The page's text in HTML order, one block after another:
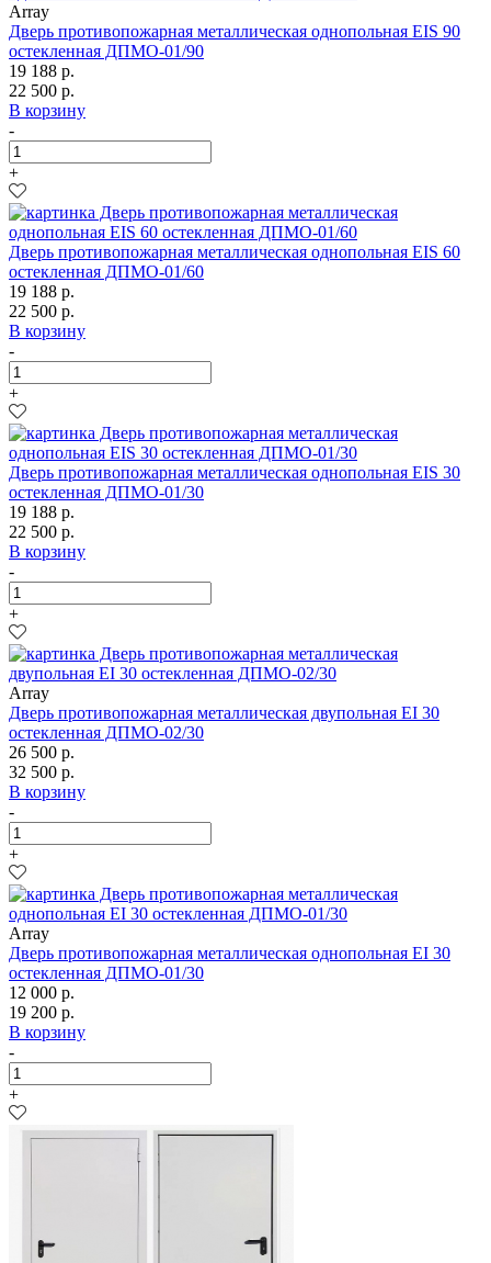
Array
Дверь противопожарная металлическая однопольная EIS 90
остекленная ДПМО-01/90
19 188 р.
22 500 р.
В корзину
-
+
Дверь противопожарная металлическая однопольная EIS 60
остекленная ДПМО-01/60
19 188 р.
22 500 р.
В корзину
-
+
Дверь противопожарная металлическая однопольная EIS 30
остекленная ДПМО-01/30
19 188 р.
22 500 р.
В корзину
-
+
Array
Дверь противопожарная металлическая двупольная EI 30
остекленная ДПМО-02/30
26 500 р.
32 500 р.
В корзину
-
+
Array
Дверь противопожарная металлическая однопольная EI 30
остекленная ДПМО-01/30
12 000 р.
19 200 р.
В корзину
-
+